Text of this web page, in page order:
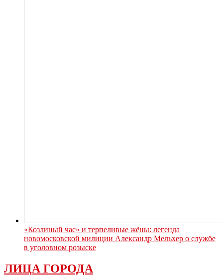
«Козлиный час» и терпеливые жёны: легенда
новомосковской милиции Александр Мельхер о службе
в уголовном розыске
ЛИЦА ГОРОДА